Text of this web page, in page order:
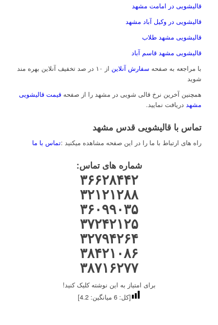
قالیشویی در امامت مشهد
قالیشویی در وکیل آباد مشهد
قالیشویی مشهد طلاب
قالیشویی مشهد قاسم آباد
با مراجعه به صفحه سفارش آنلاین
از ۱۰ در صد تخفیف آنلاین بهره مند
شوید
همچنین آخرین نرخ قالی شویی در مشهد را از صفحه قیمت قالیشویی
مشهددریافت نمایید.
تماس با قالیشویی قدس مشهد
راه های ارتباط با ما را در این صفحه مشاهده میکنید :تماس با ما
شماره های تماس:
۳۶۶۲۸۴۴۲
۳۲۱۲۱۲۸۸
۳۶۰۹۹۰۳۵
۳۷۲۴۲۱۲۵
۳۲۷۹۴۲۶۴
۳۸۴۲۱۰۸۶
۳۸۷۱۶۲۷۷
برای امتیاز به این نوشته کلیک کنید!
[کل:6 میانگین:4.2
]